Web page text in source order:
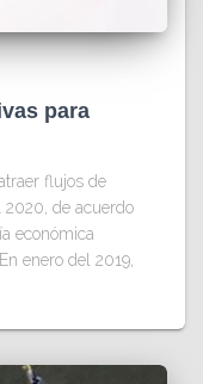
para
flujos de
2020, de acuerdo
económica
enero del 2019,